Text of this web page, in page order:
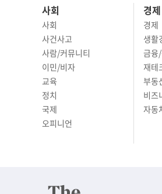
사회
사회
사건사고
사람/커뮤니티
이민/비자
교육
정치
국제
오피니언
경제
경제
생활
금융
재테
부동
비즈
자동